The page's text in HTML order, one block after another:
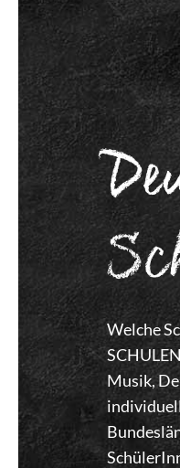
Welche
Musik,